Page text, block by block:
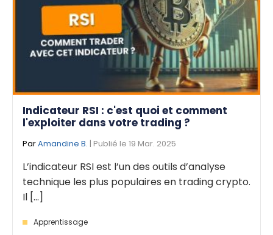
Indicateur RSI : c'est quoi et comment
l'exploiter dans votre trading ?
ParAmandine B. | Publié le 19 Mar. 2025
L’indicateur RSI est l’un des outils d’analyse
technique les plus populaires en trading crypto.
Il [...]
Apprentissage